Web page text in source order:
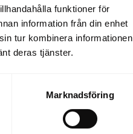
funktioner för
information från din enhet
tur kombinera informationen
deras tjänster.
Marknadsföring